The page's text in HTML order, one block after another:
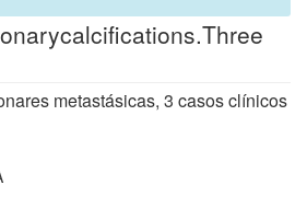
metastásicas, 3 casos clínicos